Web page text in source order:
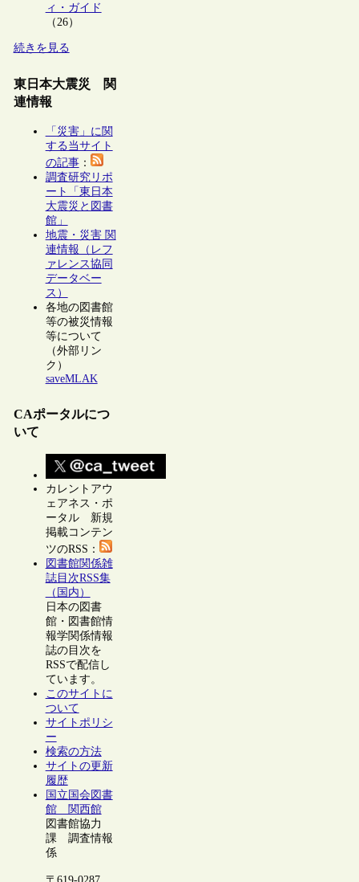
ィ・ガイド
（26）
続きを見る
東日本大震災 関
連情報
「災害」に関
する当サイト
の記事：
調査研究リポ
ート「東日本
大震災と図書
館」
地震・災害 関
連情報（レフ
ァレンス協同
データベー
ス）
各地の図書館
等の被災情報
等について
（外部リン
ク）
saveMLAK
CAポータルにつ
いて
カレントアウ
ェアネス・ポ
ータル 新規
掲載コンテン
ツのRSS：
図書館関係雑
誌目次RSS集
（国内）
日本の図書
館・図書館情
報学関係情報
誌の目次を
RSSで配信し
ています。
このサイトに
ついて
サイトポリシ
ー
検索の方法
サイトの更新
履歴
国立国会図書
館 関西館
図書館協力
課 調査情報
係